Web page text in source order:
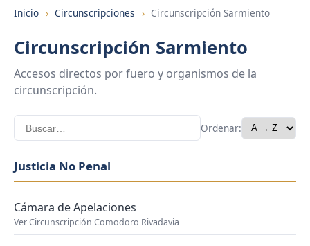
Inicio › Circunscripciones › Circunscripción Sarmiento
Circunscripción Sarmiento
Accesos directos por fuero y organismos de la
circunscripción.
Ordenar:
Justicia No Penal
Cámara de Apelaciones
Ver Circunscripción Comodoro Rivadavia